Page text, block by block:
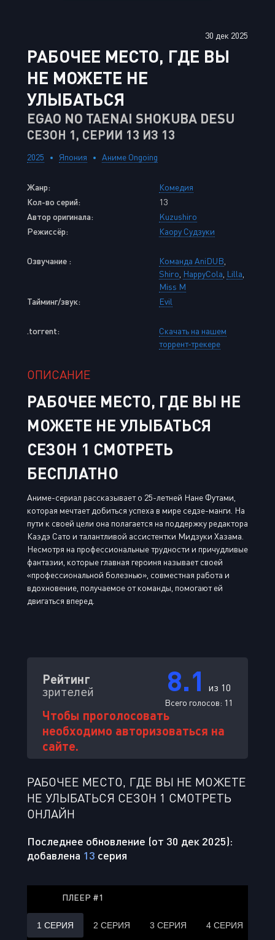
30 дек 2025
РАБОЧЕЕ МЕСТО, ГДЕ ВЫ
НЕ МОЖЕТЕ НЕ
УЛЫБАТЬСЯ
EGAO NO TAENAI SHOKUBA DESU
СЕЗОН 1, СЕРИИ 13 ИЗ 13
2025 Япония Аниме Ongoing
Жанр:
Комедия
Кол-во серий:
13
Автор оригинала:
Kuzushiro
Режиссёр:
Каору Судзуки
Озвучание : Команда AniDUB
Shiro HappyCola Lilla
Miss M
Тайминг/звук:
Evil
.torrent:
Скачать на нашем
торрент-трекере
ОПИСАНИЕ
РАБОЧЕЕ МЕСТО, ГДЕ ВЫ НЕ
МОЖЕТЕ НЕ УЛЫБАТЬСЯ
СЕЗОН 1 СМОТРЕТЬ
БЕСПЛАТНО
Аниме-сериал рассказывает о 25-летней Нане Футами,
которая мечтает добиться успеха в мире седзе-манги. На
пути к своей цели она полагается на поддержку редактора
Каэдэ Сато и талантливой ассистентки Мидзуки Хазама.
Несмотря на профессиональные трудности и причудливые
фантазии, которые главная героиня называет своей
«профессиональной болезнью», совместная работа и
вдохновение, получаемое от команды, помогают ей
двигаться вперед.
Рейтинг
зрителей 8.1 из 10
Всего голосов: 11
Чтобы проголосовать
необходимо авторизоваться на
сайте.
РАБОЧЕЕ МЕСТО, ГДЕ ВЫ НЕ МОЖЕТЕ
НЕ УЛЫБАТЬСЯ СЕЗОН 1 СМОТРЕТЬ
ОНЛАЙН
Последнее обновление (от 30 дек 2025):
добавлена 13 серия
ПЛЕЕР #1